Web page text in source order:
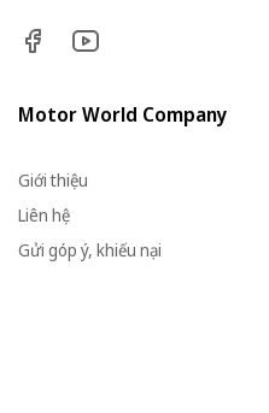
Motor World Company
Giới thiệu
Liên hệ
Gửi góp ý, khiếu nại